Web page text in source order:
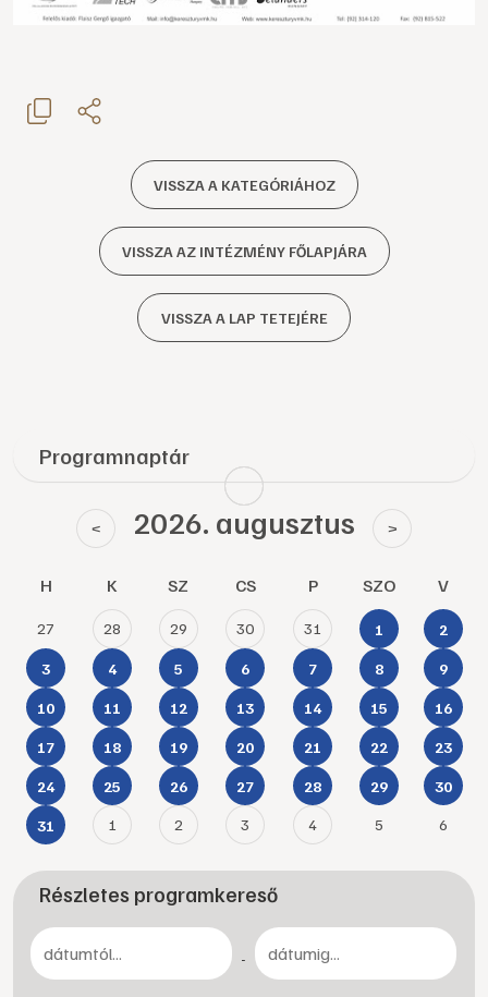
VISSZA A KATEGÓRIÁHOZ
VISSZA AZ INTÉZMÉNY FŐLAPJÁRA
VISSZA A LAP TETEJÉRE
Programnaptár
< 2026. augusztus >
H K SZ CS P SZO V
27 28 29 30 31 1 2
3 4 5 6 7 8 9
10 11 12 13 14 15 16
17 18 19 20 21 22 23
24 25 26 27 28 29 30
31 1 2 3 4 5 6
Részletes programkereső
-